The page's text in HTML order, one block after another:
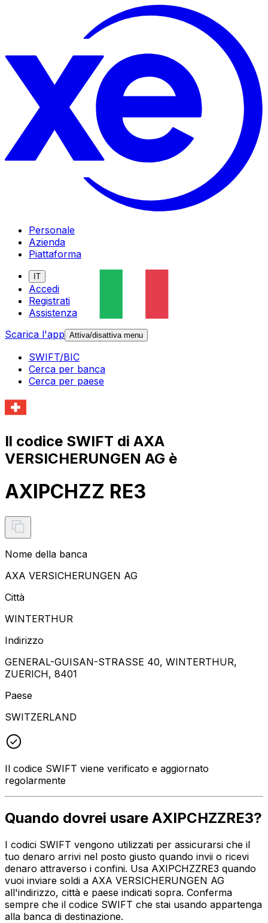
Personale
Azienda
Piattaforma
IT
Accedi
Registrati
Assistenza
Scarica l'app Attiva/disattiva menu
SWIFT/BIC
Cerca per banca
Cerca per paese
Il codice SWIFT di AXA
VERSICHERUNGEN AG è
AXIPCHZZ RE3
Nome della banca
AXA VERSICHERUNGEN AG
Città
WINTERTHUR
Indirizzo
GENERAL-GUISAN-STRASSE 40, WINTERTHUR,
ZUERICH, 8401
Paese
SWITZERLAND
Il codice SWIFT viene verificato e aggiornato
regolarmente
Quando dovrei usare AXIPCHZZRE3?
I codici SWIFT vengono utilizzati per assicurarsi che il
tuo denaro arrivi nel posto giusto quando invii o ricevi
denaro attraverso i confini. Usa AXIPCHZZRE3 quando
vuoi inviare soldi a AXA VERSICHERUNGEN AG
all'indirizzo, città e paese indicati sopra. Conferma
sempre che il codice SWIFT che stai usando appartenga
alla banca di destinazione.